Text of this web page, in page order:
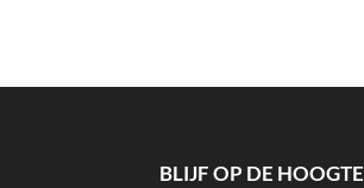
BLIJF OP DE HOOGTE